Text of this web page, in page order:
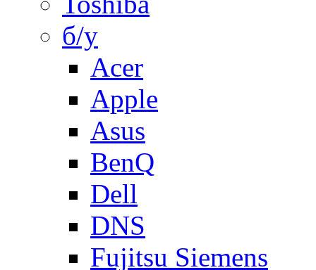
б/у
Acer
Apple
Asus
BenQ
Dell
DNS
Fujitsu Siemens